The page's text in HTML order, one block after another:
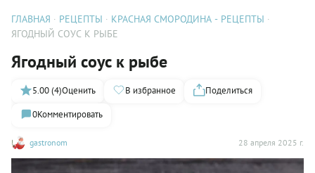
ГЛАВНАЯ РЕЦЕПТЫ
КРАСНАЯ СМОРОДИНА - РЕЦЕПТЫ
ЯГОДНЫЙ СОУС К РЫБЕ
Ягодный соус к рыбе
gastronom 28 апреля 2025 г.
5.00 (4)Оценить В избранное
Поделиться
0Комментировать